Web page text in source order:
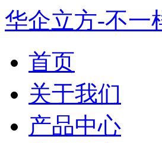
华企立方-不一
首页
关于我们
产品中心